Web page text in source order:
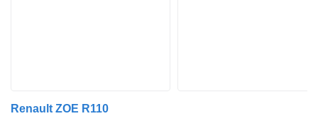
Renault ZOE R110